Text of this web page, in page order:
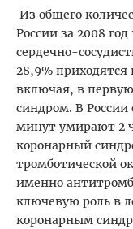
Из общего
России за 2008
сердечно-
28,9%
включая, в
синдром. В
минут умирают 2
коронарный
тромботической
именно
ключевую роль в
коронарным